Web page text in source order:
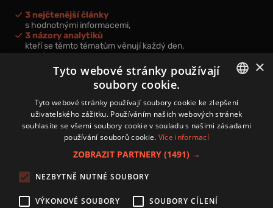
3 nejčtenější články
s hodnotnými informacemi,
3 názory analytiků
kteří se těmto tématům věnují každý den,
nová videa a podcasty
k prohloubení vašich znalostí.
Přihlášením k newsletteru vyjadřujete svůj souhlas spodmínkami
zpracování osobních údajů.
Zásady používání souborů cookies
Autoři
CZECH
×
Tyto webové stránky používají
soubory cookie.
Tyto webové stránky používají soubory cookie ke zlepšení
uživatelského zážitku. Používáním našich webových stránek
souhlasíte se všemi soubory cookie v souladu s našimi zásadami
používání souborů cookie. Více informací
ZOBRAZIT PARTNERY (1491) →
NEZBYTNĚ NUTNÉ SOUBORY
VÝKONOVÉ SOUBORY SOUBORY CÍLENÍ